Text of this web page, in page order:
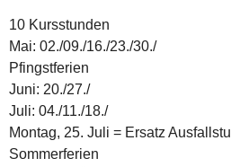
10 Kursstunden
Mai: 02./09./16./23./30./
Pfingstferien
Juni: 20./27./
Juli: 04./11./18./
Montag, 25. Juli = Ersatz
Sommerferien